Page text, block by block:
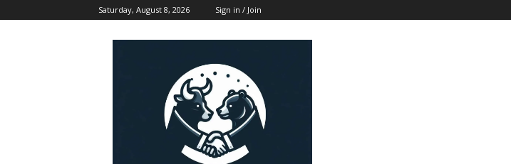
Saturday, August 8, 2026 Sign in / Join